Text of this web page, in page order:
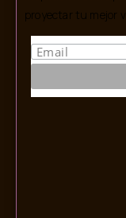
proyectar tu mejor